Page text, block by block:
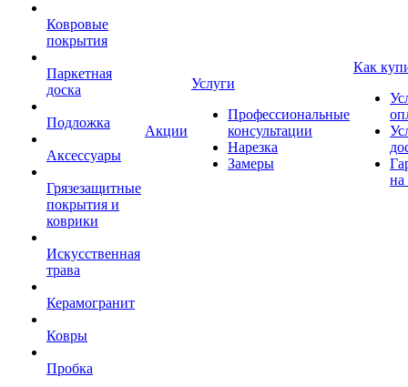
Ковровые
покрытия
Паркетная
доска
Подложка
Аксессуары
Грязезащитные
покрытия и
коврики
Искусственная
трава
Керамогранит
Ковры
Пробка
Акции
Услуги
Профессиональные
консультации
Нарезка
Замеры
Как
на